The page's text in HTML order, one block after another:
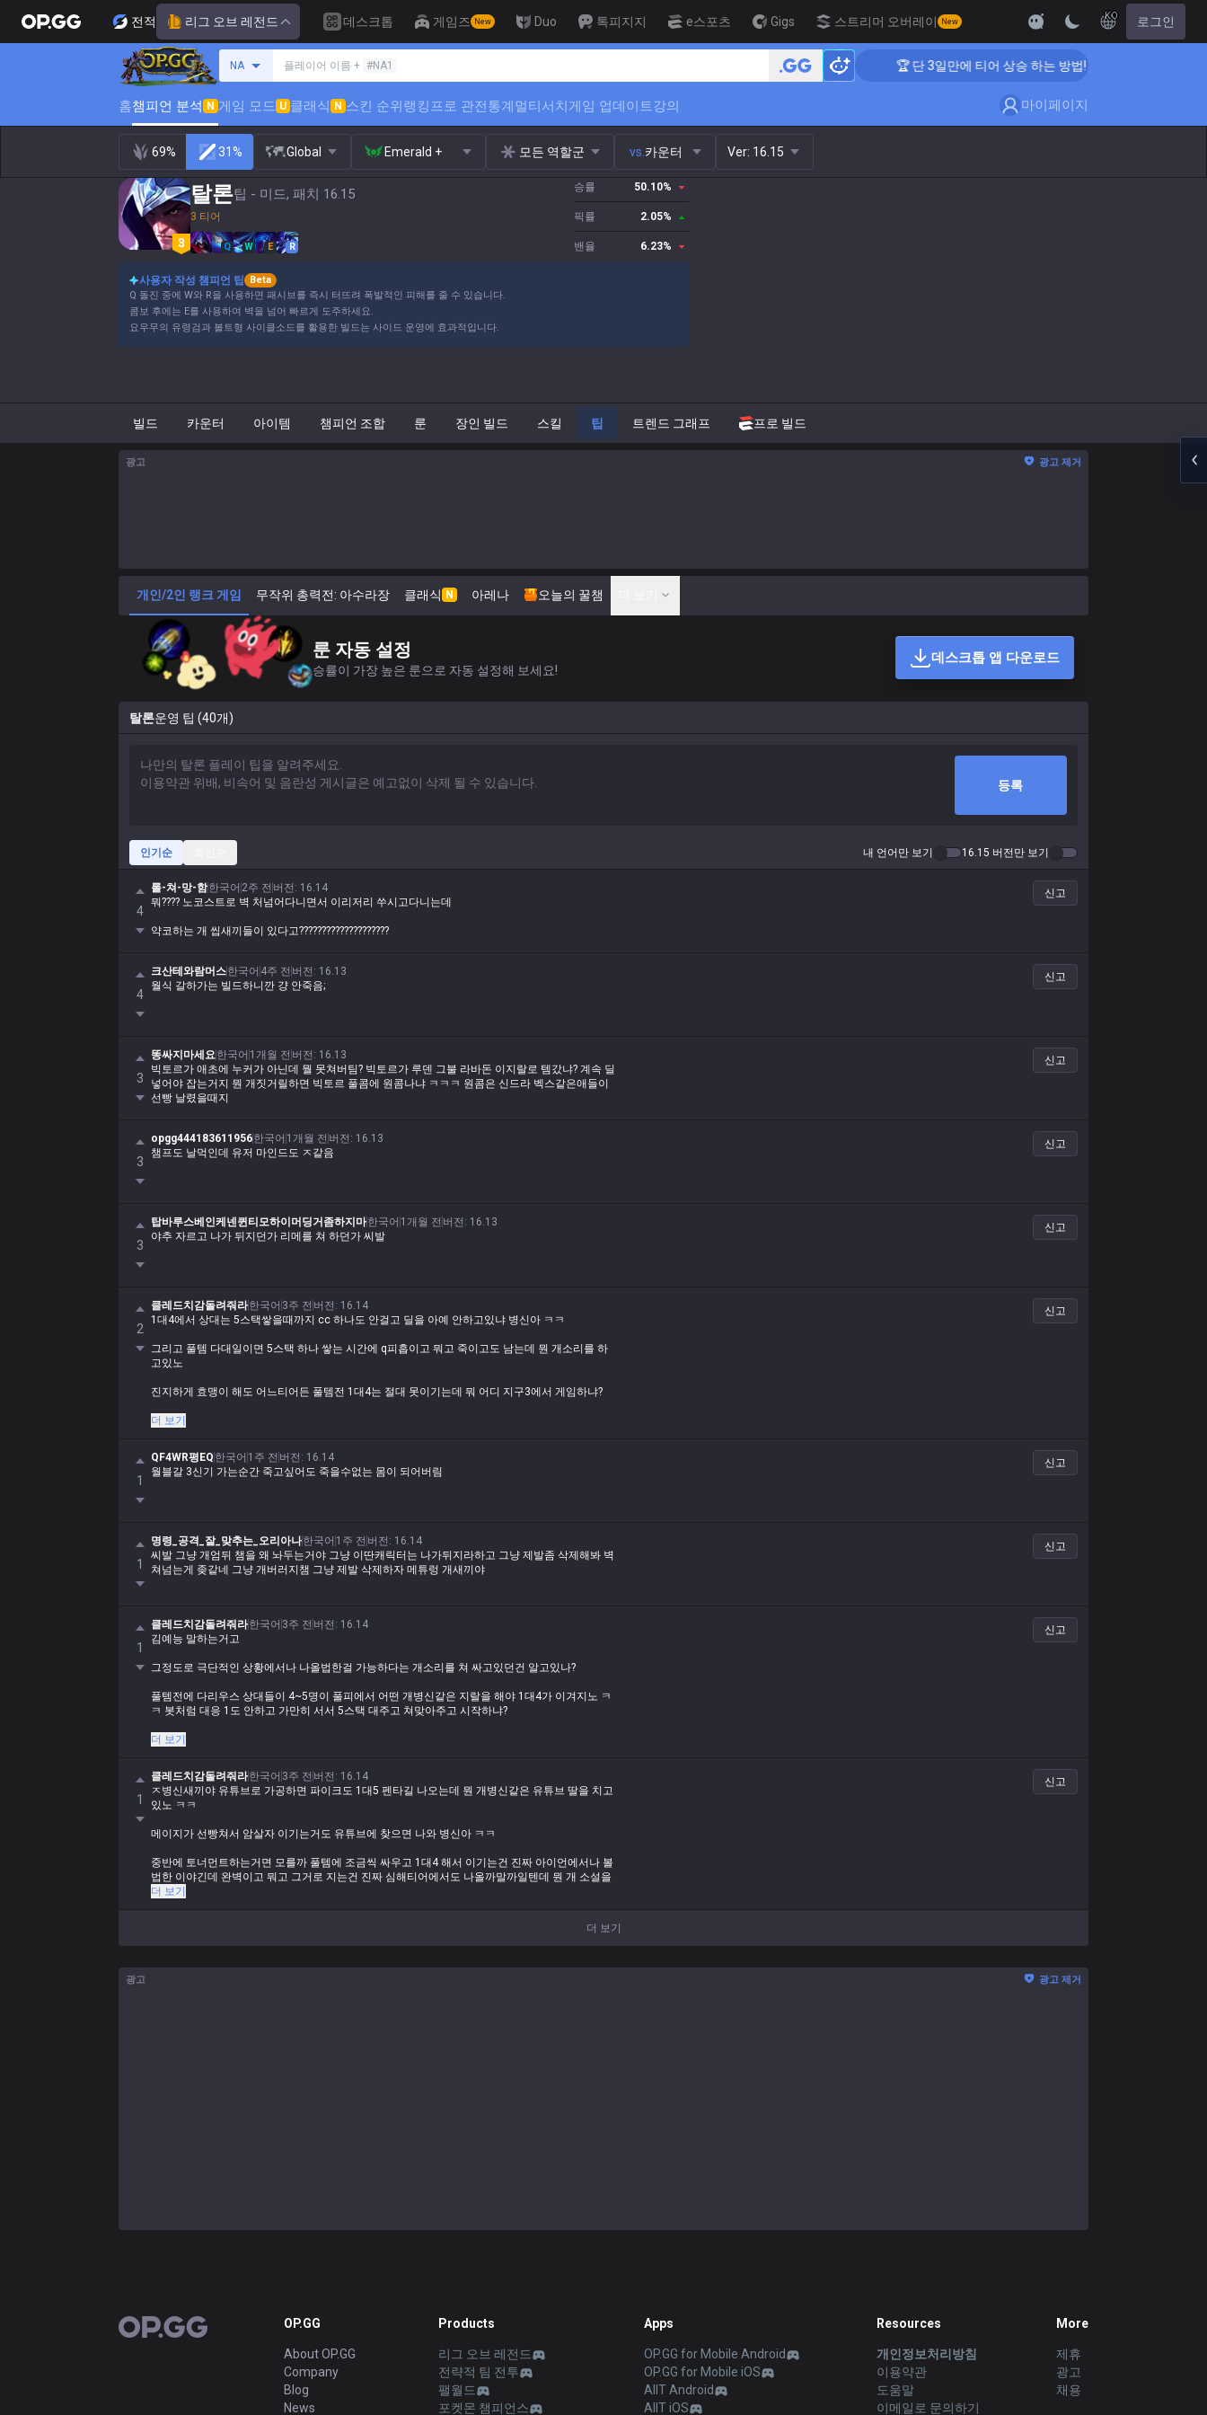
전적 리그 오브 레전드 데스크톱 게임즈 New Duo 톡피지지 e스포츠 Gigs 스트리머 오버레이 New
KO 로그인
NA 플레이어 이름 + #NA1 🏆 단 3일만에 티어 상승 하는 방법!
홈챔피언 분석 N 게임 모드 U 클래식 N 스킨 순위랭킹프로 관전통계멀티서치게임 업데이트강의 마이페이지
69% 31% Global Emerald + 모든 역할군 vs. 카운터 Ver: 16.15
탈론팁 - 미드, 패치 16.15
3 티어
Q W E R
승률 50.10%
픽률 2.05%
밴율 6.23%
사용자 작성 챔피언 팁
Beta
Q 돌진 중에 W와 R을 사용하면 패시브를 즉시 터뜨려 폭발적인 피해를 줄 수 있습니다.
콤보 후에는 E를 사용하여 벽을 넘어 빠르게 도주하세요.
요우무의 유령검과 볼트형 사이클소드를 활용한 빌드는 사이드 운영에 효과적입니다.
빌드 카운터 아이템 챔피언 조합 룬 장인 빌드 스킬 팁 트렌드 그래프 프로 빌드
광고 광고 제거
개인/2인 랭크 게임 무작위 총력전: 아수라장 클래식 N 아레나 오늘의 꿀챔
룬 자동 설정
승률이 가장 높은 룬으로 자동 설정해 보세요!
데스크톱 앱 다운로드
탈론운영 팁 (40개)
등록
인기순 내 언어만 보기 16.15 버전만 보기
4
롤-쳐-망-함한국어 2주 전 버전 : 16.14
뭐???? 노코스트로 벽 처넘어다니면서 이리저리 쑤시고다니는데
약코하는 개 씹새끼들이 있다고????????????????????
신고
4
크산테와람머스한국어 4주 전 버전 : 16.13
월식 갈하가는 빌드하니깐 걍 안죽음;
신고
3
똥싸지마세요한국어 1개월 전 버전 : 16.13
빅토르가 애초에 누커가 아닌데 뭘 못쳐버팀? 빅토르가 루덴 그불 라바돈 이지랄로 템갔냐? 계속 딜
넣어야 잡는거지 뭔 개짓거릴하면 빅토르 풀콤에 원콤나냐 ㅋㅋㅋ 원콤은 신드라 벡스같은애들이
선빵 날렸을때지
신고
3
opgg444183611956한국어 1개월 전 버전 : 16.13
챔프도 날먹인데 유저 마인드도 ㅈ같음
신고
3
탑바루스베인케넨퀸티모하이머딩거좀하지마한국어 1개월 전 버전 : 16.13
야추 자르고 나가 뒤지던가 리메를 쳐 하던가 씨발
신고
2
클레드치감돌려줘라한국어 3주 전 버전 : 16.14
1대4에서 상대는 5스택쌓을때까지 cc 하나도 안걸고 딜을 아예 안하고있냐 병신아 ㅋㅋ
그리고 풀템 다대일이면 5스택 하나 쌓는 시간에 q피흡이고 뭐고 죽이고도 남는데 뭔 개소리를 하
고있노
진지하게 효맹이 해도 어느티어든 풀템전 1대4는 절대 못이기는데 뭐 어디 지구3에서 게임하냐?
너가 누가 봐도 말같지도 않은 개소리를 썼으니까 시발 다리우스 팁창에서 여럿이 개소리쓴다고 욕
니가 개소리 쓴게 아니였고 맞는말만 썼다면 나만 지적했겠지?
더 보기
신고
1
QF4WR평EQ 한국어 1주 전 버전 : 16.14
월블갈 3신기 가는순간 죽고싶어도 죽을수없는 몸이 되어버림
신고
1
명령_공격_잘_맞추는_오리아나한국어 1주 전 버전 : 16.14
씨발 그냥 개엄뒤 챔을 왜 놔두는거야 그냥 이딴캐릭터는 나가뒤지라하고 그냥 제발좀 삭제해봐 벽
쳐넘는게 좆같네 그냥 개버러지챔 그냥 제발 삭제하자 메튜렁 개새끼야
신고
1
클레드치감돌려줘라한국어 3주 전 버전 : 16.14
김예능 말하는거고
그정도로 극단적인 상황에서나 나올법한걸 가능하다는 개소리를 쳐 싸고있던건 알고있나?
풀템전에 다리우스 상대들이 4~5명이 풀피에서 어떤 개병신같은 지랄을 해야 1대4가 이겨지노 ㅋ
ㅋ 봇처럼 대응 1도 안하고 가만히 서서 5스택 대주고 쳐맞아주고 시작하냐?
조금씩 조금씩 싸운다? 풀템전은 그 조금씩 싸우는도중에 다리우스가 아니라 탱커여도 녹는데 뭔
애초에 1대다를 하기 위해선 5스택을 쌓아야 되는 챔피언인데 조금씩 싸운다는거 자체가 넌센스고
심해 게임이여도 풀템전 1대4 상황이면 그냥 딜러진 화력으로 잡고도 남는데 뭔 말같지도 않은 개
더 보기
신고
1
클레드치감돌려줘라한국어 3주 전 버전 : 16.14
ㅈ병신새끼야 유튜브로 가공하면 파이크도 1대5 펜타길 나오는데 뭔 개병신같은 유튜브 딸을 치고
있노 ㅋㅋ
메이지가 선빵쳐서 암살자 이기는거도 유튜브에 찾으면 나와 병신아 ㅋㅋ
중반에 토너먼트하는거면 모를까 풀템에 조금씩 싸우고 1대4 해서 이기는건 진짜 아이언에서나 볼
법한 이야긴데 완벽이고 뭐고 그거로 지는건 진짜 심해티어에서도 나올까말까일텐데 뭔 개 소설을
쓰고있노 ㅋㅋ
더 보기
신고
더 보기
광고 광고 제거
OP.GG OP.GG
About OP.GG
Company
Blog
News
Products
리그 오브 레전드
전략적 팀 전투
팰월드
포켓몬 챔피언스
Apps
OP.GG for Mobile Android
OP.GG for Mobile iOS
AllT Android
AllT iOS
Resources
개인정보처리방침
이용약관
도움말
이메일로 문의하기
More
제휴
광고
채용